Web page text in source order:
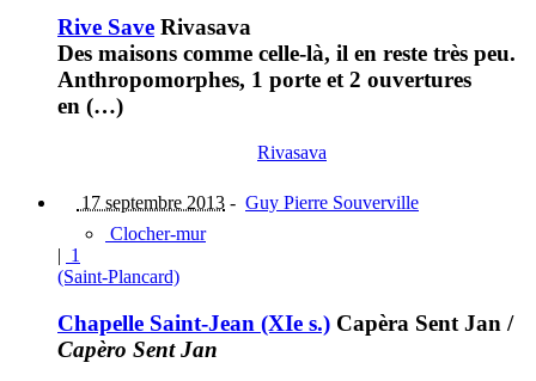
Rive Save Rivasava
Des maisons comme celle-là, il en reste très peu.
Anthropomorphes, 1 porte et 2 ouvertures
en (…)
Rivasava
17 septembre 2013 - Guy Pierre Souverville
Clocher-mur
| 1
(Saint-Plancard)
Chapelle Saint-Jean (XIe s.) Capèra Sent Jan /
Capèro Sent Jan